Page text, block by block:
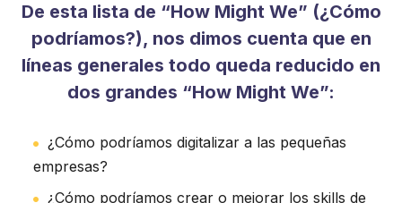
De esta lista de “How Might We” (¿Cómo
podríamos?), nos dimos cuenta que en
líneas generales todo queda reducido en
dos grandes “How Might We”:
¿Cómo podríamos digitalizar a las pequeñas
empresas?
¿Cómo podríamos crear o mejorar los skills de